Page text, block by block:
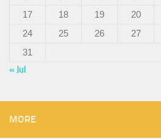
17
18 19 20
24
25 26 27
31
« Jul
MORE